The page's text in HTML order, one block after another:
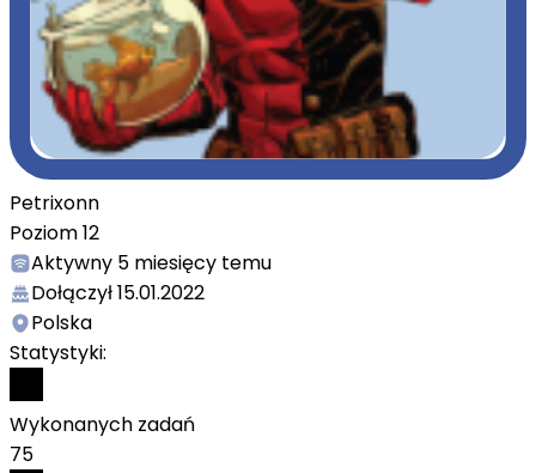
Petrixonn
Poziom12
Aktywny 5 miesięcy temu
Dołączył15.01.2022
Polska
Statystyki:
Wykonanych zadań
75